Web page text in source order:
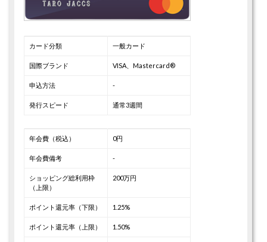
カード分類 一般カード
国際ブランド VISA、Mastercard®
申込方法 -
発行スピード 通常3週間
年会費（税込） 0円
年会費備考 -
ショッピング総利用枠
（上限）
200万円
ポイント還元率（下限） 1.25%
ポイント還元率（上限） 1.50%